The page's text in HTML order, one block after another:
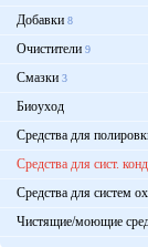
Добавки 8
Очистители 9
Смазки 3
Биоуход
Средства для
Средства для сист.
Средства для систем
Чистящие/моющие